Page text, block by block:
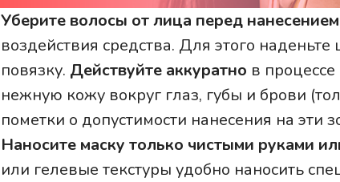
Уберите волосы от лица перед
воздействия средства. Для этого
повязку. Действуйте аккуратно в
нежную кожу вокруг глаз, губы и брови
пометки о допустимости нанесения на эти
Наносите маску только чистыми руками
или гелевые текстуры удобно наносить